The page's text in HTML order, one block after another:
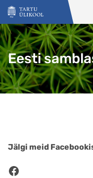
Liigu edasi põhisisu juurde
Eesti
Jälgi meid
Facebook